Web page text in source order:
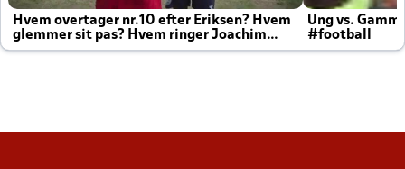
Hvem overtager nr.10 efter Eriksen? Hvem
glemmer sit pas? Hvem ringer Joachim
altid til efter kampe?
Ung vs.
#football